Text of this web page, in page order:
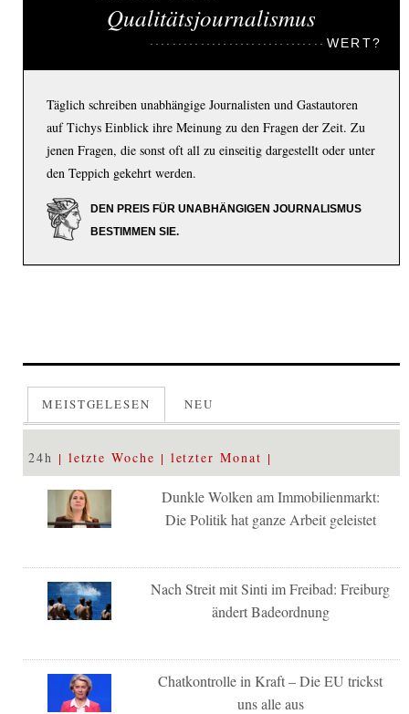
Qualitätsjournalismus
WERT?
Täglich schreiben unabhängige Journalisten und Gastautoren
auf Tichys Einblick ihre Meinung zu den Fragen der Zeit. Zu
jenen Fragen, die sonst oft all zu einseitig dargestellt oder unter
den Teppich gekehrt werden.
DEN PREIS FÜR UNABHÄNGIGEN JOURNALISMUS
BESTIMMEN SIE.
MEISTGELESEN NEU
24h letzte Woche letzter Monat
Dunkle Wolken am Immobilienmarkt:
Die Politik hat ganze Arbeit geleistet
Nach Streit mit Sinti im Freibad: Freiburg
ändert Badeordnung
Chatkontrolle in Kraft – Die EU trickst
uns alle aus